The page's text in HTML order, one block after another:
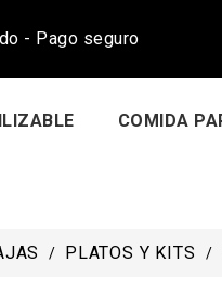
- Pago seguro
COMIDA
PLATOS Y KITS